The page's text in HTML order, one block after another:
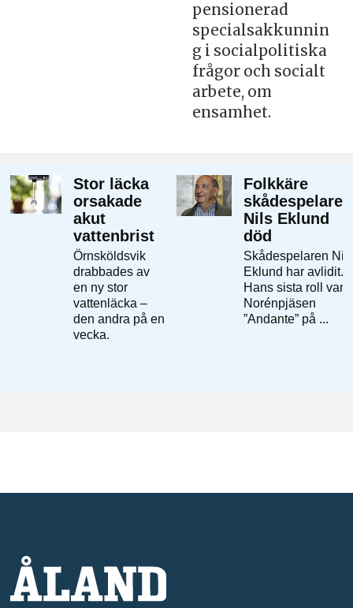
pensionerad
specialsakkunnin
g i socialpolitiska
frågor och socialt
arbete, om
ensamhet.